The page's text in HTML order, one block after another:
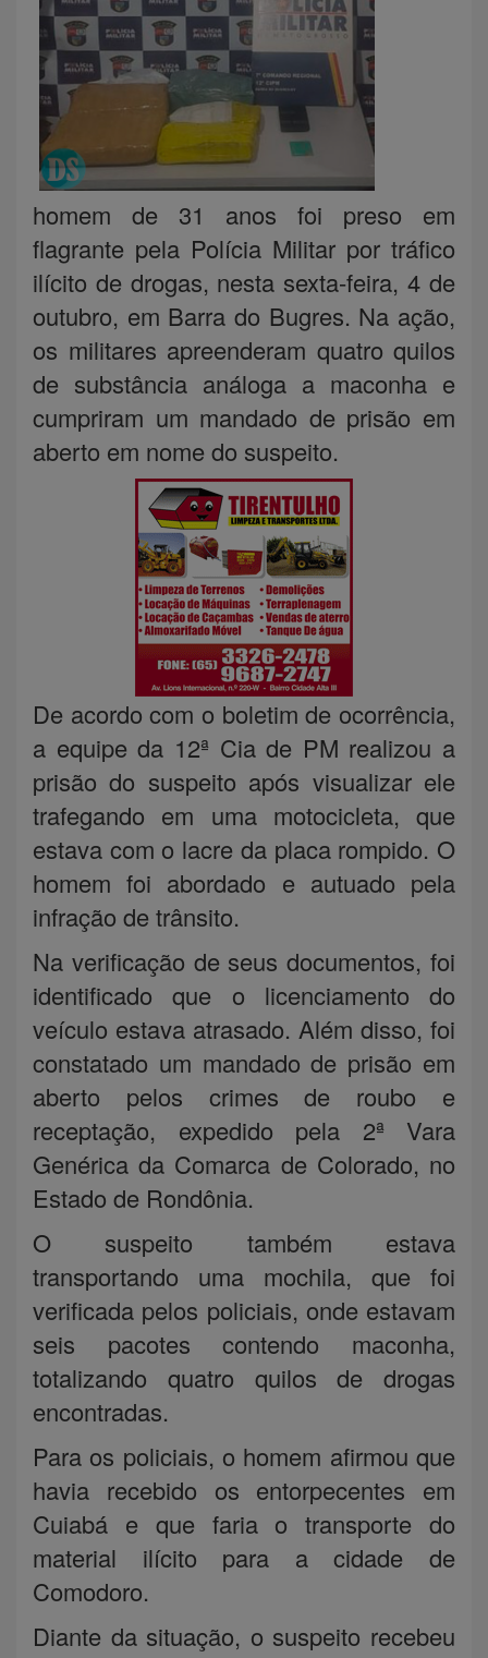
homem de 31 anos foi preso em
flagrante pela Polícia Militar por tráfico
ilícito de drogas, nesta sexta-feira, 4 de
outubro, em Barra do Bugres. Na ação,
os militares apreenderam quatro quilos
de substância análoga a maconha e
cumpriram um mandado de prisão em
aberto em nome do suspeito.
De acordo com o boletim de ocorrência,
a equipe da 12ª Cia de PM realizou a
prisão do suspeito após visualizar ele
trafegando em uma motocicleta, que
estava com o lacre da placa rompido. O
homem foi abordado e autuado pela
infração de trânsito.
Na verificação de seus documentos, foi
identificado que o licenciamento do
veículo estava atrasado. Além disso, foi
constatado um mandado de prisão em
aberto pelos crimes de roubo e
receptação, expedido pela 2ª Vara
Genérica da Comarca de Colorado, no
Estado de Rondônia.
O suspeito também estava
transportando uma mochila, que foi
verificada pelos policiais, onde estavam
seis pacotes contendo maconha,
totalizando quatro quilos de drogas
encontradas.
Para os policiais, o homem afirmou que
havia recebido os entorpecentes em
Cuiabá e que faria o transporte do
material ilícito para a cidade de
Comodoro.
Diante da situação, o suspeito recebeu